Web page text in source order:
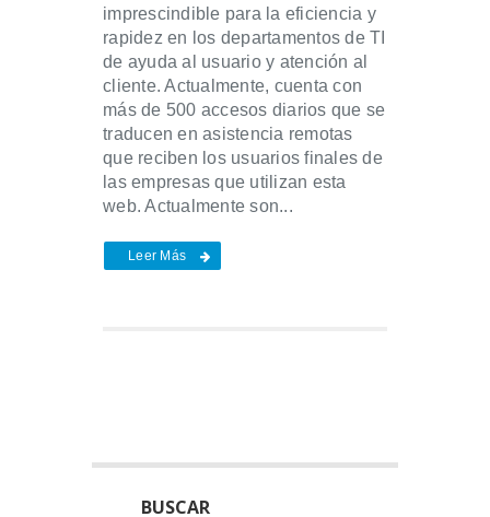
imprescindible para la eficiencia y
rapidez en los departamentos de TI
de ayuda al usuario y atención al
cliente. Actualmente, cuenta con
más de 500 accesos diarios que se
traducen en asistencia remotas
que reciben los usuarios finales de
las empresas que utilizan esta
web. Actualmente son...
Leer Más
BUSCAR